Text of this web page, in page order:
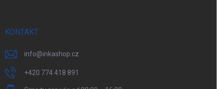
KONTAKT
info@inkashop.cz
+420 774 418 891